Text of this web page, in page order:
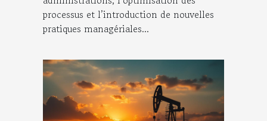
processus et l’introduction de nouvelles
pratiques managériales...